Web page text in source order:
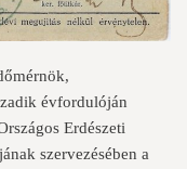
évfordulóján
Erdészeti
szervezésében a